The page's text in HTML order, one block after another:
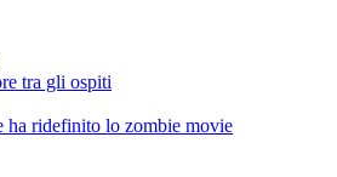
tra gli ospiti
ha ridefinito lo zombie movie